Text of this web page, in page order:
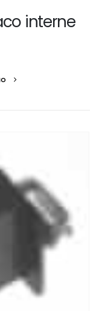
interne